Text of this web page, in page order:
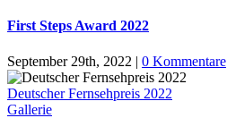
First Steps Award 2022
September 29th, 2022 | 0 Kommentare
Deutscher Fernsehpreis 2022
Gallerie